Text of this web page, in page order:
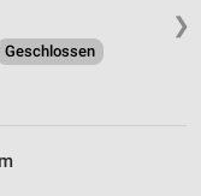
❯
Geschlossen